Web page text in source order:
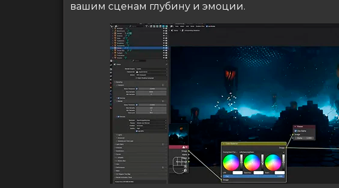
вашим сценам глубину и эмоции.